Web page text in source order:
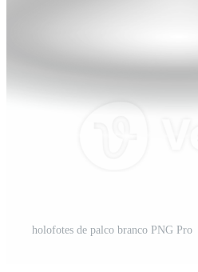
holofotes de palco branco PNG Pro